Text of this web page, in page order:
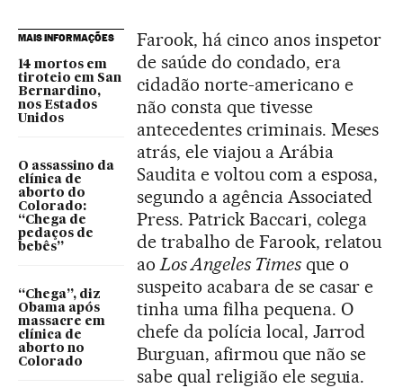
MAIS INFORMAÇÕES
14 mortos em
tiroteio em San
Bernardino,
nos Estados
Unidos
O assassino da
clínica de
aborto do
Colorado:
“Chega de
pedaços de
bebês”
“Chega”, diz
Obama após
massacre em
clínica de
aborto no
Colorado
Farook, há cinco anos inspetor
de saúde do condado, era
cidadão norte-americano e
não consta que tivesse
antecedentes criminais. Meses
atrás, ele viajou a Arábia
Saudita e voltou com a esposa,
segundo a agência Associated
Press. Patrick Baccari, colega
de trabalho de Farook, relatou
ao Los Angeles Timesque o
suspeito acabara de se casar e
tinha uma filha pequena. O
chefe da polícia local, Jarrod
Burguan, afirmou que não se
sabe qual religião ele seguia.